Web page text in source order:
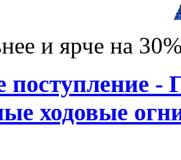
и ярче на
поступление -
ходовые